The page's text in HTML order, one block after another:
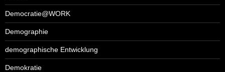
Democratie@WORK
Demographie
demographische Entwicklung
Demokratie